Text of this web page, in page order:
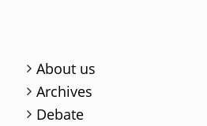
About us
Archives
Debate